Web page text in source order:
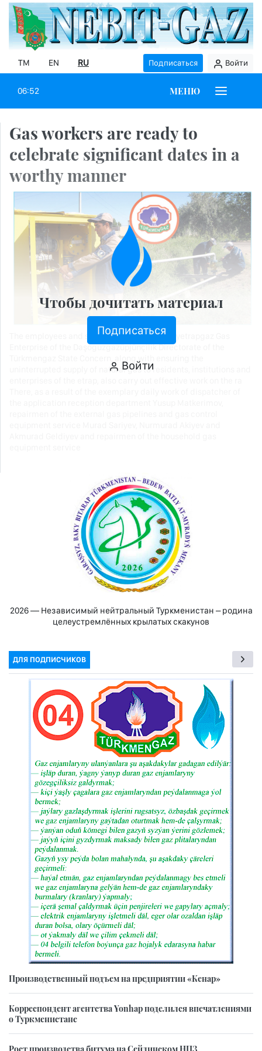
TM EN RU Подписаться Войти
06:52 МЕНЮ
Gas workers are ready to
celebrate significant dates in a
worthy manner
The employees and specialists of the Geroglyetrapgaz Gas
Enterprise of the Daşoguzgazüpjünçilik Directorate of the
Türkmengaz State Concern, along with ensuring the
uninterrupted supply of natural gas to residents, institutions and
Чтобы дочитать материал
Подписаться
Войти
2026 — Независимый нейтральный Туркменистан – родина
целеустремлённых крылатых скакунов
ДЛЯ ПОДПИСЧИКОВ
Производственный подъем на предприятии «Кенар»
Корреспондент агентства Yonhap поделился впечатлениями
о Туркменистане
Рост производства битума на Сейдинском НПЗ